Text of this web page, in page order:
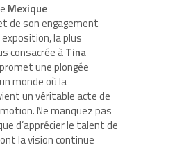
Mexique
de son engagement
la plus
consacrée àTina
une plongée
monde où la
un véritable acte de
Ne manquez pas
d’apprécier le talent de
la vision continue